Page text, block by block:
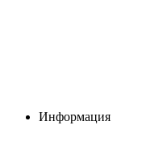
Информация